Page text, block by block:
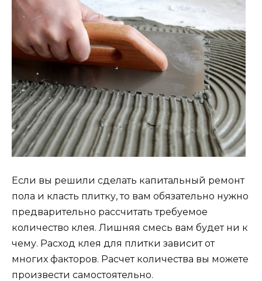
Если вы решили сделать капитальный ремонт
пола и класть плитку, то вам обязательно нужно
предварительно рассчитать требуемое
количество клея. Лишняя смесь вам будет ни к
чему. Расход клея для плитки зависит от
многих факторов. Расчет количества вы можете
произвести самостоятельно.